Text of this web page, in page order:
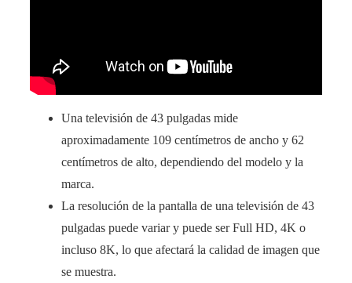
Una televisión de 43 pulgadas mide
aproximadamente 109 centímetros de ancho y 62
centímetros de alto, dependiendo del modelo y la
marca.
La resolución de la pantalla de una televisión de 43
pulgadas puede variar y puede ser Full HD, 4K o
incluso 8K, lo que afectará la calidad de imagen que
se muestra.